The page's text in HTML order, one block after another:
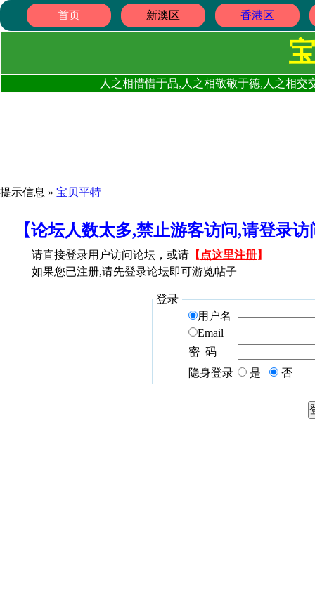
首页 新澳区 香港区
人之相惜惜于品,人之相敬敬于德,人之相
提示信息 » 宝贝平特
【论坛人数太多,禁止游客访问,请登录
请直接登录用户访问论坛，或请 【 点这里注册】
如果您已注册,请先登录论坛即可游览帖子
登录
用户名
Email
密 码
隐身登录
是 否